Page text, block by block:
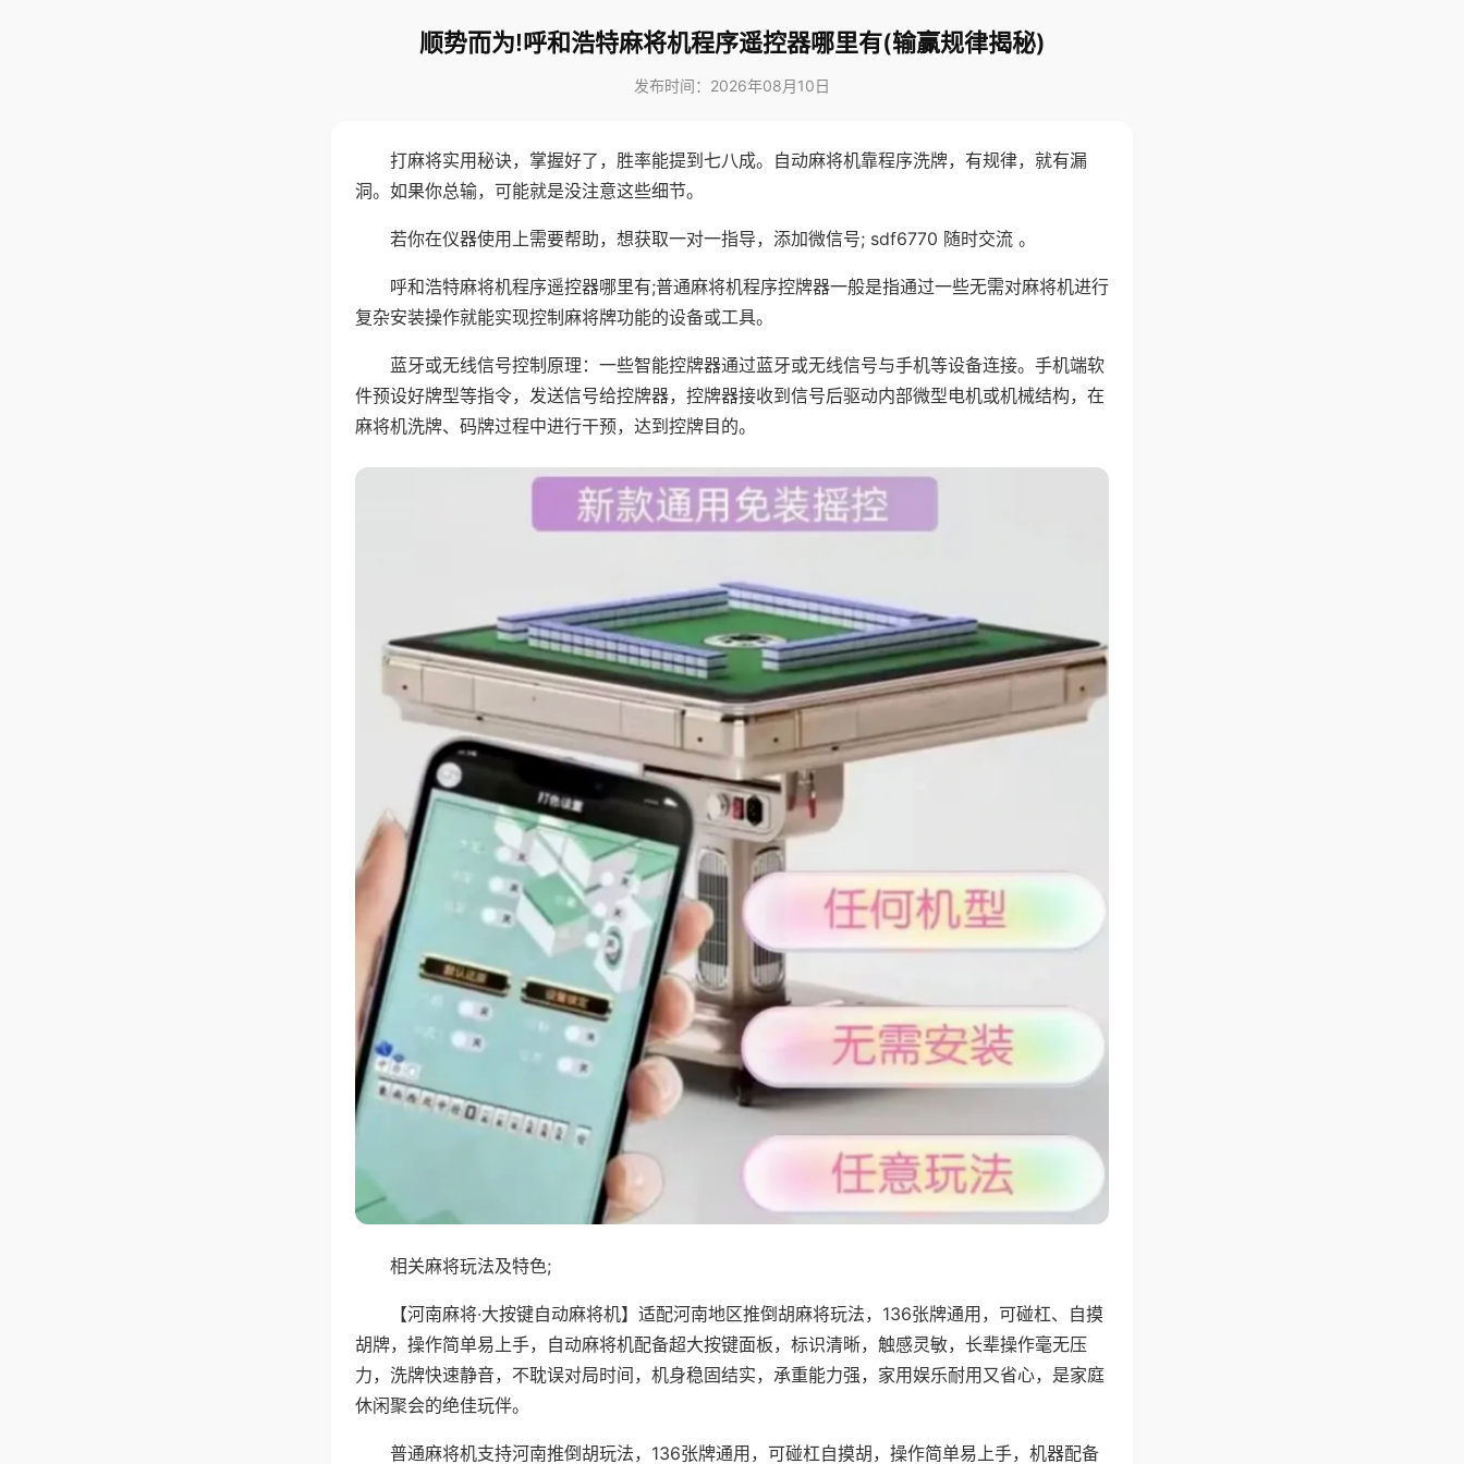
顺势而为!呼和浩特麻将机程序遥控器哪里有(输赢规律揭秘)
发布时间：2026年08月10日
打麻将实用秘诀，掌握好了，胜率能提到七八成。自动麻将机靠程序洗牌，有规律，就有漏
洞。如果你总输，可能就是没注意这些细节。
若你在仪器使用上需要帮助，想获取一对一指导，添加微信号; sdf6770 随时交流 。
呼和浩特麻将机程序遥控器哪里有;普通麻将机程序控牌器一般是指通过一些无需对麻将机进行
复杂安装操作就能实现控制麻将牌功能的设备或工具。
蓝牙或无线信号控制原理：一些智能控牌器通过蓝牙或无线信号与手机等设备连接。手机端软
件预设好牌型等指令，发送信号给控牌器，控牌器接收到信号后驱动内部微型电机或机械结构，在
麻将机洗牌、码牌过程中进行干预，达到控牌目的。
相关麻将玩法及特色;
【河南麻将·大按键自动麻将机】适配河南地区推倒胡麻将玩法，136张牌通用，可碰杠、自摸
胡牌，操作简单易上手，自动麻将机配备超大按键面板，标识清晰，触感灵敏，长辈操作毫无压
力，洗牌快速静音，不耽误对局时间，机身稳固结实，承重能力强，家用娱乐耐用又省心，是家庭
休闲聚会的绝佳玩伴。
普通麻将机支持河南推倒胡玩法，136张牌通用，可碰杠自摸胡，操作简单易上手，机器配备